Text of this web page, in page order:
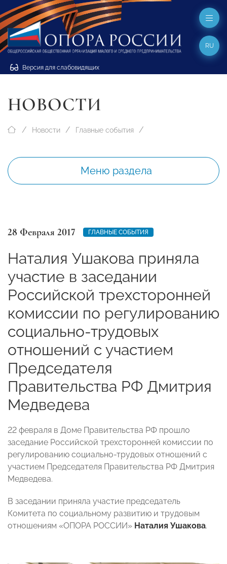
Версия для слабовидящих
RU
НОВОСТИ
Новости Главные события
Меню раздела
28 Февраля 2017 ГЛАВНЫЕ СОБЫТИЯ
Наталия Ушакова приняла
участие в заседании
Российской трехсторонней
комиссии по регулированию
социально-трудовых
отношений с участием
Председателя
Правительства РФ Дмитрия
Медведева
22 февраля в Доме Правительства РФ прошло
заседание Российской трехсторонней комиссии по
регулированию социально-трудовых отношений с
участием Председателя Правительства РФ Дмитрия
Медведева.
В заседании приняла участие председатель
Комитета по социальному развитию и трудовым
отношениям «ОПОРА РОССИИ» Наталия Ушакова.